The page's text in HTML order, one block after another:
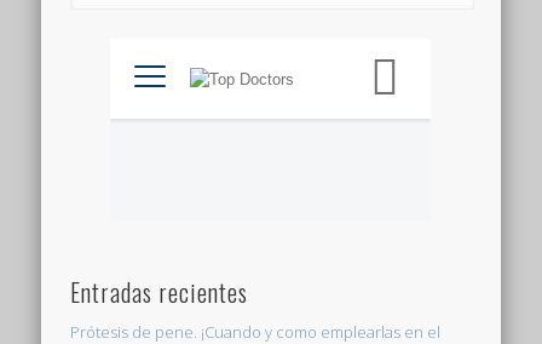
Entradas recientes
Prótesis de pene. ¡Cuando y como emplearlas en el